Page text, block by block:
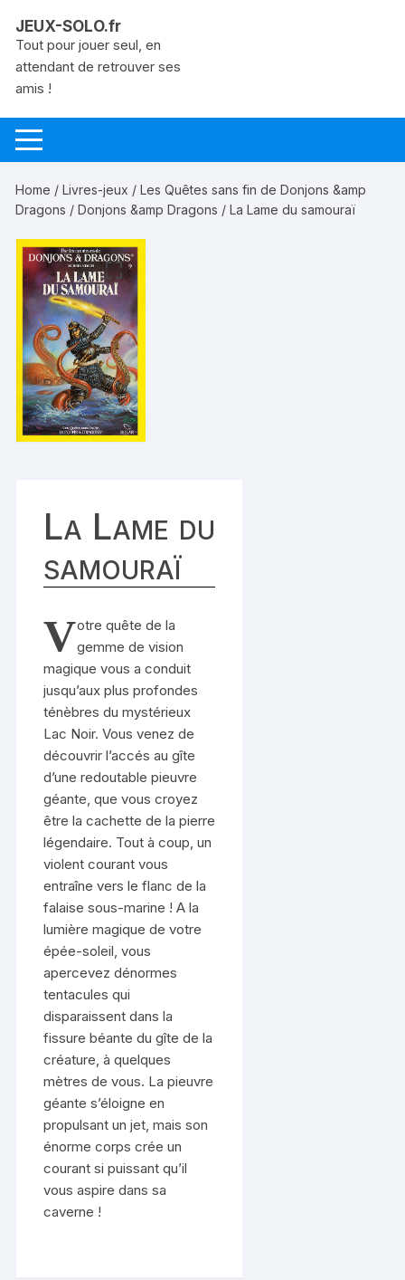
contenu
JEUX-SOLO.fr
Tout pour jouer seul, en
attendant de retrouver ses
amis !
Home /Livres-jeux /Les Quêtes sans fin de Donjons &amp
Dragons /Donjons &amp Dragons / La Lame du samouraï
La Lame du
samouraï
Votre quête de la
gemme de vision
magique vous a conduit
jusqu’aux plus profondes
ténèbres du mystérieux
Lac Noir. Vous venez de
découvrir l’accés au gîte
d’une redoutable pieuvre
géante, que vous croyez
être la cachette de la pierre
légendaire. Tout à coup, un
violent courant vous
entraîne vers le flanc de la
falaise sous-marine ! A la
lumière magique de votre
épée-soleil, vous
apercevez dénormes
tentacules qui
disparaissent dans la
fissure béante du gîte de la
créature, à quelques
mètres de vous. La pieuvre
géante s’éloigne en
propulsant un jet, mais son
énorme corps crée un
courant si puissant qu’il
vous aspire dans sa
caverne !